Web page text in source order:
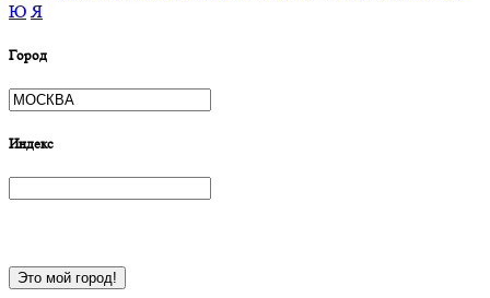
Ю Я
Город
Индекс
Это мой город!